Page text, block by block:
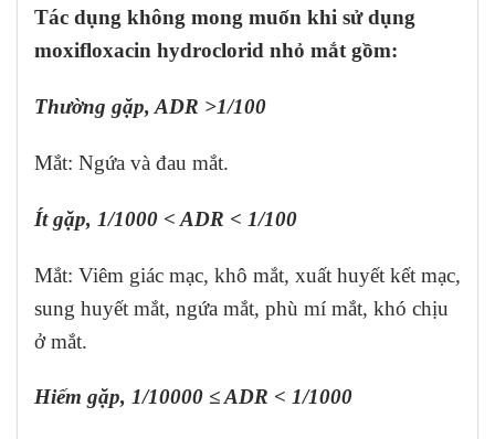
Tác dụng không mong muốn khi sử dụng
moxifloxacin hydroclorid nhỏ mắt gồm:
Thường gặp, ADR >1/100
Mắt: Ngứa và đau mắt.
Ít gặp, 1/1000 < ADR < 1/100
Mắt: Viêm giác mạc, khô mắt, xuất huyết kết mạc,
sung huyết mắt, ngứa mắt, phù mí mắt, khó chịu
ở mắt.
Hiếm gặp, 1/10000 ≤ ADR < 1/1000